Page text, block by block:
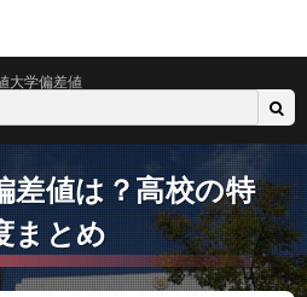
大学偏差値
差値は？高校の特
まとめ